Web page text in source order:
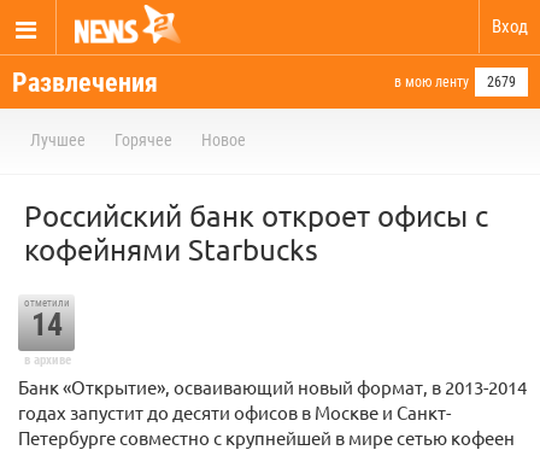
Вход
Развлечения в мою ленту 2679
Лучшее Горячее Новое
Российский банк откроет офисы с
кофейнями Starbucks
отметили
14
в архиве
Банк «Открытие», осваивающий новый формат, в 2013-2014
годах запустит до десяти офисов в Москве и Санкт-
Петербурге совместно с крупнейшей в мире сетью кофеен